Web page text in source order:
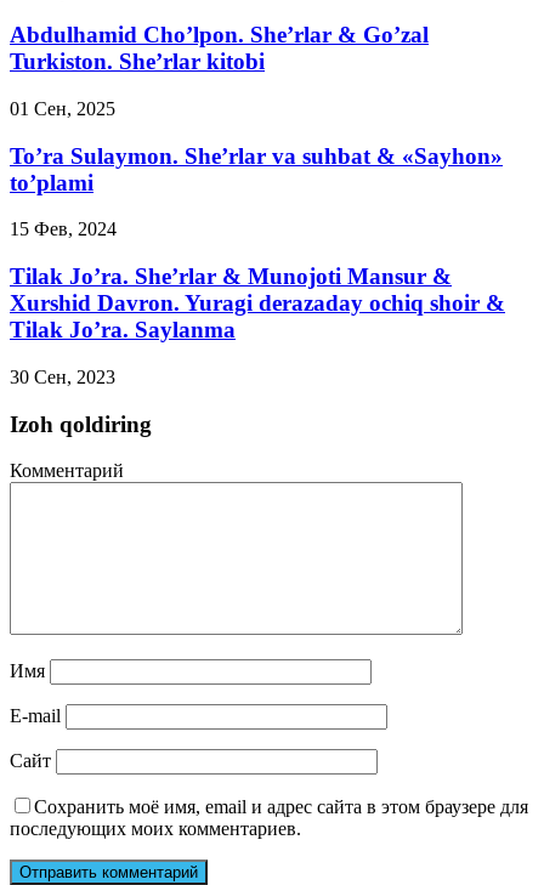
Abdulhamid Cho’lpon. She’rlar & Go’zal
Turkiston. She’rlar kitobi
01 Сен, 2025
To’ra Sulaymon. She’rlar va suhbat & «Sayhon»
to’plami
15 Фев, 2024
Tilak Jo’ra. She’rlar & Munojoti Mansur &
Xurshid Davron. Yuragi derazaday ochiq shoir &
Tilak Jo’ra. Saylanma
30 Сен, 2023
Izoh qoldiring
Комментарий
Имя
E-mail
Сайт
Сохранить моё имя, email и адрес сайта в этом браузере для
последующих моих комментариев.